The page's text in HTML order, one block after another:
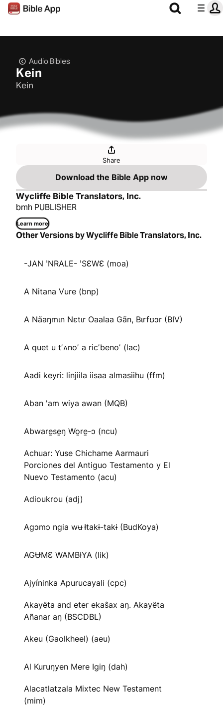
Audio Bibles
Kein
Kein
Share
Download the Bible App now
Wycliffe Bible Translators, Inc.
bmh PUBLISHER
Learn more
Other Versions by Wycliffe Bible Translators, Inc.
-JAN ꞌNRALE- ꞌSƐWƐ (moa)
A Nitana Vure (bnp)
A Nãaŋmɩn Nɛtɩr Oaalaa Gãn, Bɩrfʊɔr (BIV)
A quet u tʼʌnoʼ a ricʼbenoʼ (lac)
Aadi keyri: linjiila iisaa almasiihu (ffm)
Aban 'am wiya awan (MQB)
Abware̱se̱ŋ Wo̱re̱-ɔ (ncu)
Achuar: Yuse Chichame Aarmauri
Porciones del Antiguo Testamento y El
Nuevo Testamento (acu)
Adioukrou (adj)
Agɔmɔ ngia wʉ Ɨtakɨ-takɨ (BudKoya)
AGɄMƐ WAMBƗYA (lik)
Ajyíninka Apurucayali (cpc)
Akayëta and eter ekaŝax aŋ. Akayëta
Añanar aŋ (BSCDBL)
Akeu (Gaolkheel) (aeu)
Al Kuruŋyen Mere Igiŋ (dah)
Alacatlatzala Mixtec New Testament
(mim)